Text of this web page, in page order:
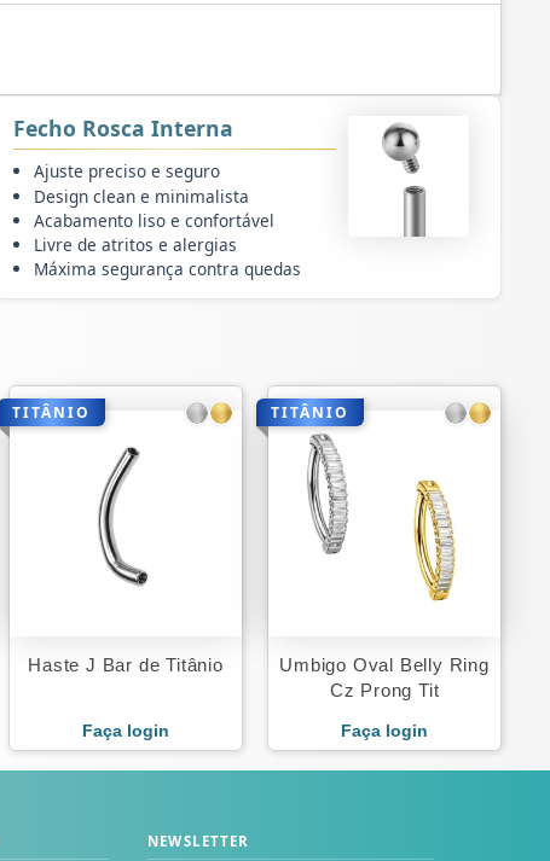
Fecho Rosca Interna
Ajuste preciso e seguro
Design clean e minimalista
Acabamento liso e confortável
Livre de atritos e alergias
Máxima segurança contra quedas
TITÂNIO
Haste J Bar de Titânio
Faça login
TITÂNIO
Umbigo Oval Belly Ring
Cz Prong Tit
Faça login
NEWSLETTER